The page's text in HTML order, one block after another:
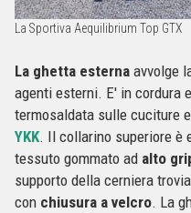
La Sportiva Aequilibrium Top GTX
La ghetta esterna avvolge
agenti esterni. E' in cordura
termosaldata sulle cuciture
YKK. Il collarino superiore è
tessuto gommato ad alto
supporto della cerniera
con chiusura a velcro. La